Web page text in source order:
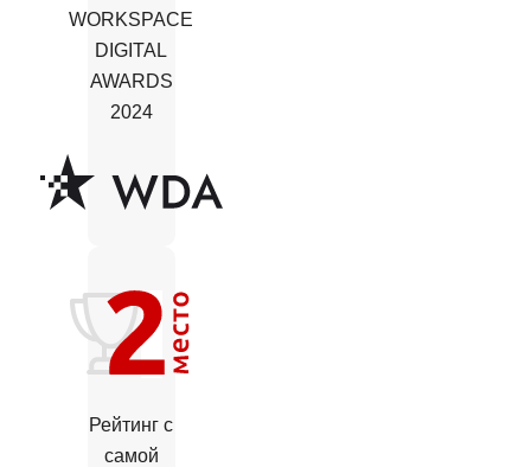
WORKSPACE
DIGITAL
AWARDS
2024
Рейтинг с
самой